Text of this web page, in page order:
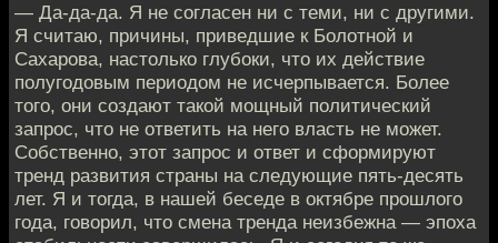
— Да-да-да. Я не согласен ни с теми, ни с другими.
Я считаю, причины, приведшие к Болотной и
Сахарова, настолько глубоки, что их действие
полугодовым периодом не исчерпывается. Более
того, они создают такой мощный политический
запрос, что не ответить на него власть не может.
Собственно, этот запрос и ответ и сформируют
тренд развития страны на следующие пять-десять
лет. Я и тогда, в нашей беседе в октябре прошлого
года, говорил, что смена тренда неизбежна — эпоха